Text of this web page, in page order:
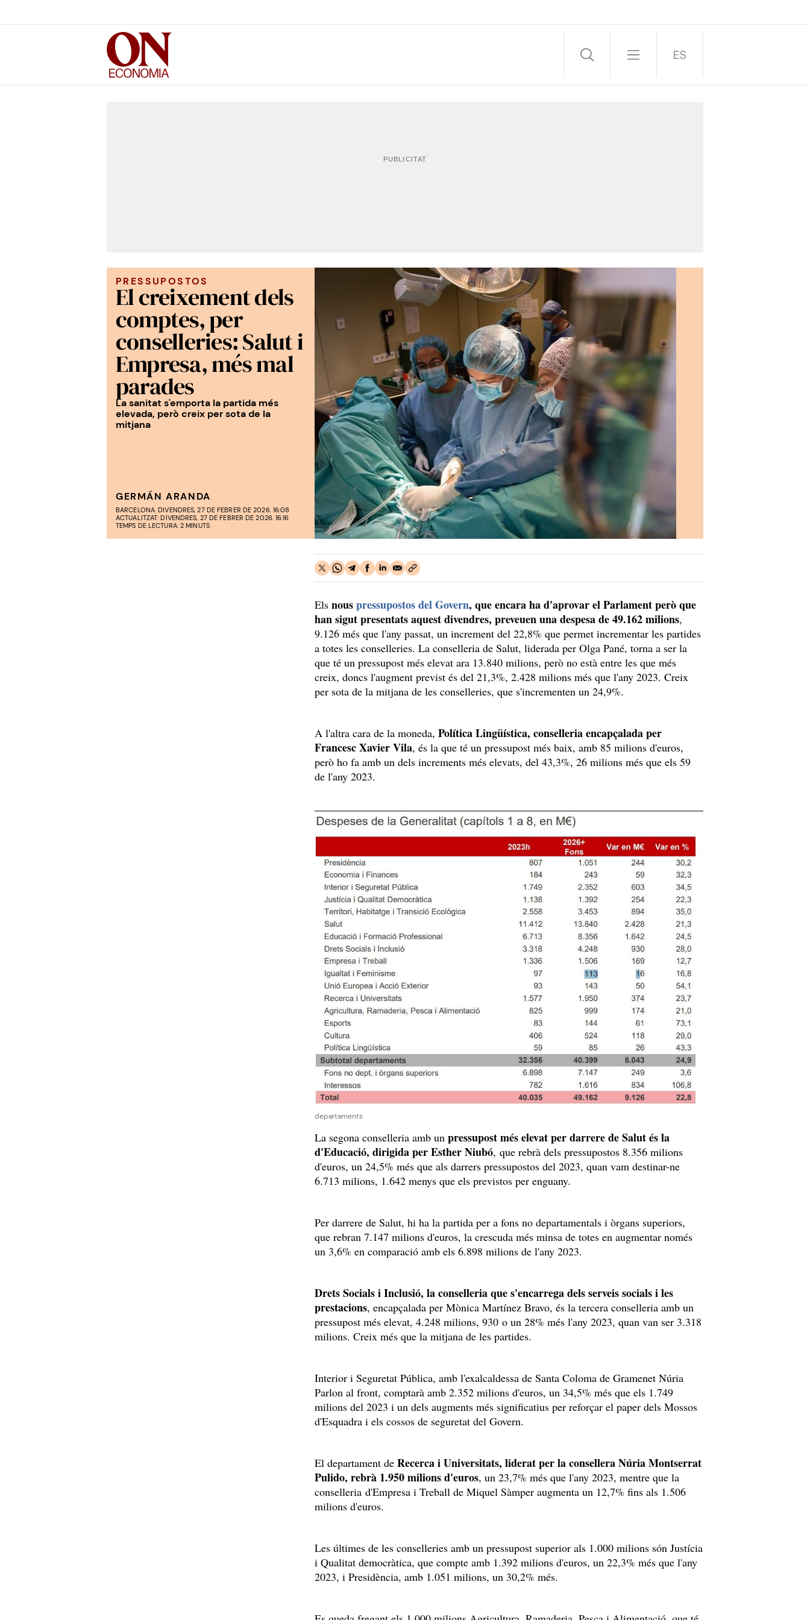
PRESSUPOSTOS
El creixement dels
comptes, per
conselleries: Salut i
Empresa, més mal
parades
La sanitat s'emporta la partida més
elevada, però creix per sota de la
mitjana
GERMÁN ARANDA
BARCELONA. DIVENDRES, 27 DE FEBRER DE 2026. 16:08
ACTUALITZAT: DIVENDRES, 27 DE FEBRER DE 2026. 16:16
TEMPS DE LECTURA: 2 MINUTS
Els nouspressupostos del Govern, que encara ha d'aprovar el Parlament però que
han sigut presentats aquest divendres, preveuen una despesa de 49.162 milions,
9.126 més que l'any passat, un increment del 22,8% que permet incrementar les partides
a totes les conselleries. La conselleria de Salut, liderada per Olga Pané, torna a ser la
que té un pressupost més elevat ara 13.840 milions, però no està entre les que més
creix, doncs l'augment previst és del 21,3%, 2.428 milions més que l'any 2023. Creix
per sota de la mitjana de les conselleries, que s'incrementen un 24,9%.
A l'altra cara de la moneda, Política Lingüística, conselleria encapçalada per
Francesc Xavier Vila, és la que té un pressupost més baix, amb 85 milions d'euros,
però ho fa amb un dels increments més elevats, del 43,3%, 26 milions més que els 59
de l'any 2023.
departaments
La segona conselleria amb un pressupost més elevat per darrere de Salut és la
d'Educació, dirigida per Esther Niubó, que rebrà dels pressupostos 8.356 milions
d'euros, un 24,5% més que als darrers pressupostos del 2023, quan vam destinar-ne
6.713 milions, 1.642 menys que els previstos per enguany.
Per darrere de Salut, hi ha la partida per a fons no departamentals i òrgans superiors,
que rebran 7.147 milions d'euros, la crescuda més minsa de totes en augmentar només
un 3,6% en comparació amb els 6.898 milions de l'any 2023.
Drets Socials i Inclusió, la conselleria que s'encarrega dels serveis socials i les
prestacions, encapçalada per Mònica Martínez Bravo, és la tercera conselleria amb un
pressupost més elevat, 4.248 milions, 930 o un 28% més l'any 2023, quan van ser 3.318
milions. Creix més que la mitjana de les partides.
Interior i Seguretat Pública, amb l'exalcaldessa de Santa Coloma de Gramenet Núria
Parlon al front, comptarà amb 2.352 milions d'euros, un 34,5% més que els 1.749
milions del 2023 i un dels augments més significatius per reforçar el paper dels Mossos
d'Esquadra i els cossos de seguretat del Govern.
El departament de Recerca i Universitats, liderat per la consellera Núria Montserrat
Pulido, rebrà 1.950 milions d'euros, un 23,7% més que l'any 2023, mentre que la
conselleria d'Empresa i Treball de Miquel Sàmper augmenta un 12,7% fins als 1.506
milions d'euros.
Les últimes de les conselleries amb un pressupost superior als 1.000 milions són Justícia
i Qualitat democràtica, que compte amb 1.392 milions d'euros, un 22,3% més que l'any
2023, i Presidència, amb 1.051 milions, un 30,2% més.